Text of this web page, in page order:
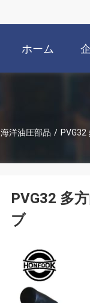
ホーム
海洋油圧部品 / PVG32
PVG32 多
ブ